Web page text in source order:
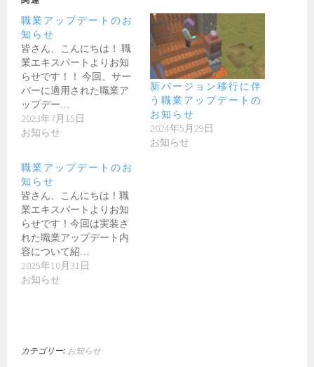
職業アップデートのお
知らせ
皆さん、こんにちは！ 職
業エキスパートよりお知
らせです！！ 今回、サー
バーに適用された職業ア
ップデー…
2023年7月15日
お知らせ
新バージョン移行に伴
う職業アップデートの
お知らせ
2024年5月29日
お知らせ
職業アップデートのお
知らせ
皆さん、こんにちは！職
業エキスパートよりお知
らせです！今回は実装さ
れた職業アップデート内
容について紹…
2025年10月31日
お知らせ
カテゴリー: お知らせ